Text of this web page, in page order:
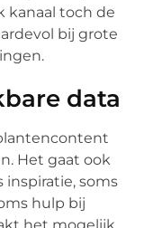
kanaal toch de
bij grote
data
Het gaat ook
soms
hulp bij